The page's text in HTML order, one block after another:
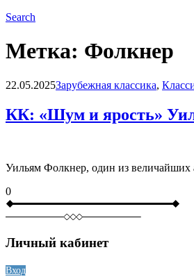
Search
Метка: Фолкнер
Blog
22.05.2025Зарубежная классика,
КК: «Шум и ярость»
Уильям Фолкнер, один из
0
Личный кабинет
Вход